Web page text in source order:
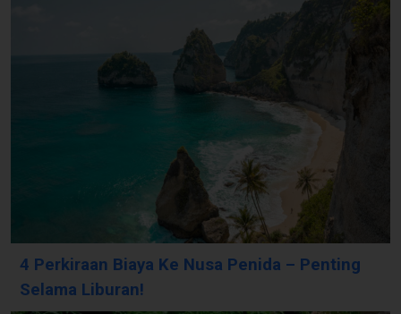
4 Perkiraan Biaya Ke Nusa Penida – Penting
Selama Liburan!